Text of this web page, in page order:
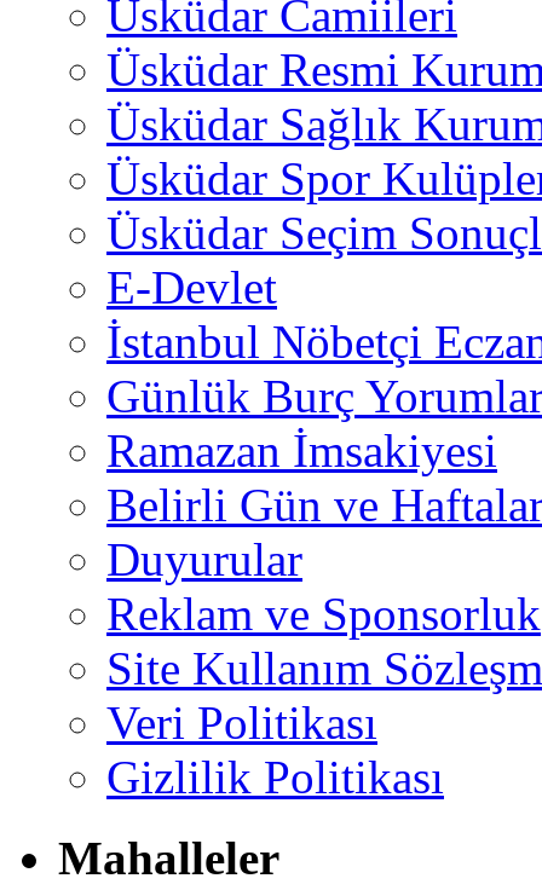
Üsküdar Camiileri
Üsküdar Resmi
Üsküdar Sağlık
Üsküdar Spor
Üsküdar Seçim
E-Devlet
İstanbul Nöbetçi
Günlük Burç
Ramazan İmsakiyesi
Belirli Gün ve
Duyurular
Reklam ve Sponsorluk
Site Kullanım
Veri Politikası
Gizlilik Politikası
Mahalleler